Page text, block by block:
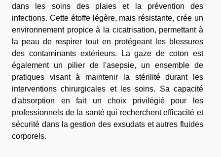
dans les soins des plaies et la prévention des
infections. Cette étoffe légère, mais résistante, crée un
environnement propice à la cicatrisation, permettant à
la peau de respirer tout en protégeant les blessures
des contaminants extérieurs. La gaze de coton est
également un pilier de l'asepsie, un ensemble de
pratiques visant à maintenir la stérilité durant les
interventions chirurgicales et les soins. Sa capacité
d'absorption en fait un choix privilégié pour les
professionnels de la santé qui recherchent efficacité et
sécurité dans la gestion des exsudats et autres fluides
corporels.